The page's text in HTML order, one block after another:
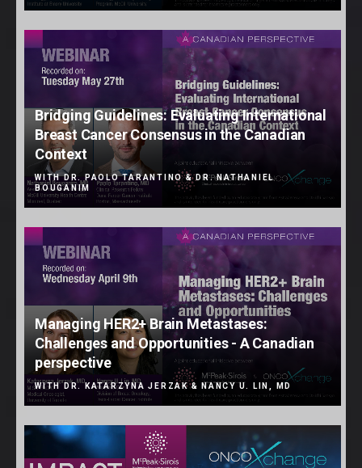
Bridging Guidelines: Evaluating International
Breast Cancer Consensus in the Canadian
Context
WITH DR. PAOLO TARANTINO & DR. NATHANIEL
BOUGANIM
Managing HER2+ Brain Metastases:
Challenges and Opportunities - A Canadian
perspective
WITH DR. KATARZYNA JERZAK & NANCY U. LIN, MD